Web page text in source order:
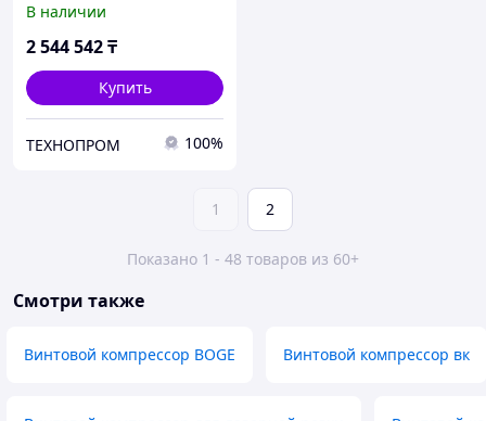
В наличии
2 544 542₸
Купить
ТЕХНОПРОМ 100%
1 2
Показано 1 - 48 товаров из 60+
Смотри также
Винтовой компрессор BOGE Винтовой компрессор вк